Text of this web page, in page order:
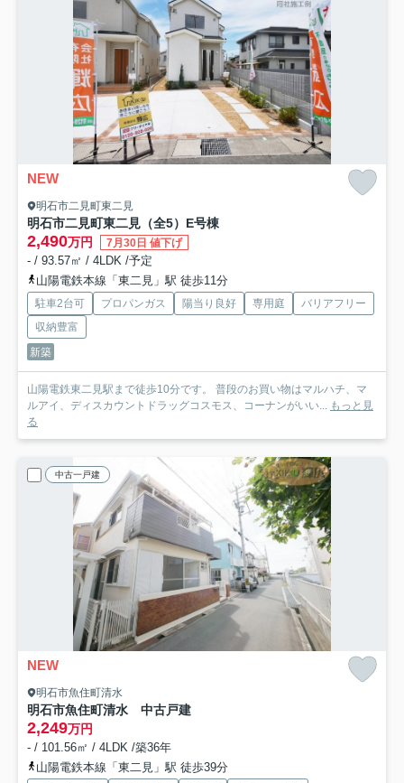
NEW
明石市二見町東二見
明石市二見町東二見（全5）E号棟
2,490万円 7月30日 値下げ
- / 93.57㎡ / 4LDK /予定
山陽電鉄本線「東二見」駅 徒歩11分
駐車2台可 プロパンガス 陽当り良好 専用庭
バリアフリー
収納豊富
新築
山陽電鉄東二見駅まで徒歩10分です。 普段のお買い物はマルハチ、マ
ルアイ、ディスカウントドラッグコスモス、コーナンがいい... もっと見
る
中古一戸建
NEW
明石市魚住町清水
明石市魚住町清水 中古戸建
2,249万円
- / 101.56㎡ / 4LDK /築36年
山陽電鉄本線「東二見」駅 徒歩39分